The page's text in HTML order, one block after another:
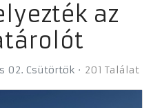
az
02. Csütörtök 201 Találat